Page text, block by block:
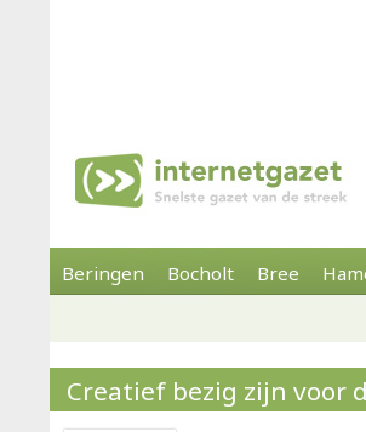
Beringen Bocholt Bree
Creatief bezig zijn voor